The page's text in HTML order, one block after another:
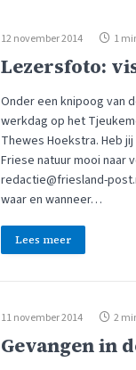
12 november 2014 1
Lezersfoto:
Onder een knipoog van
werkdag op het
Thewes Hoekstra. Heb
Friese natuur mooi naar
redactie@friesland-
waar en wanneer…
Lees meer
11 november 2014 2
Gevangen in